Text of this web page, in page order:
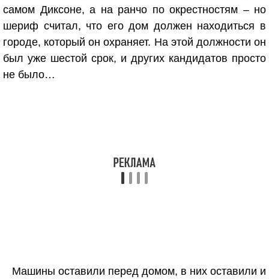
самом Диксоне, а на ранчо по окрестностям – но
шериф считал, что его дом должен находиться в
городе, который он охраняет. На этой должности он
был уже шестой срок, и других кандидатов просто
не было…
Машины оставили перед домом, в них оставили и